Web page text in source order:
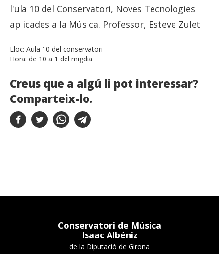
l'ula 10 del Conservatori, Noves Tecnologies
aplicades a la Música. Professor, Esteve Zulet
Lloc: Aula 10 del conservatori
Hora: de 10 a 1 del migdia
Creus que a algú li pot interessar?
Comparteix-lo.
Conservatori de Música
Isaac Albéniz
de la Diputació de Girona